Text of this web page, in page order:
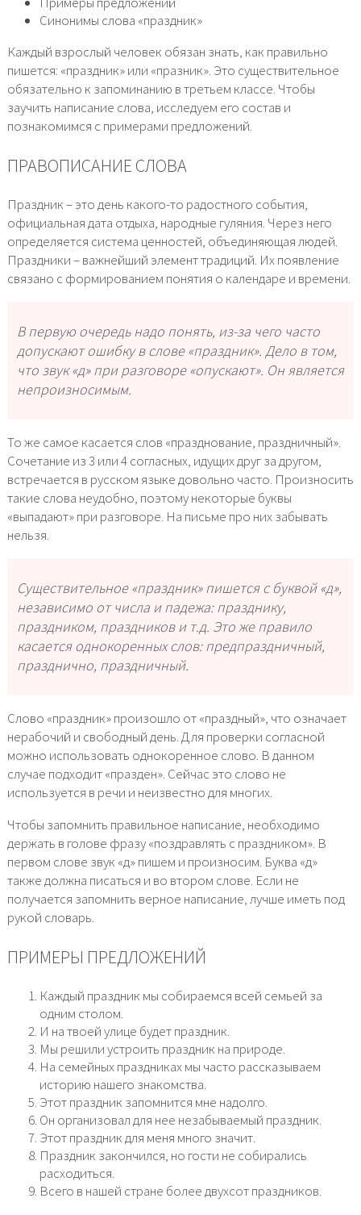
Синонимы слова «праздник»
Каждый взрослый человек обязан знать, как правильно
пишется: «праздник» или «празник». Это существительное
обязательно к запоминанию в третьем классе. Чтобы
заучить написание слова, исследуем его состав и
познакомимся с примерами предложений.
ПРАВОПИСАНИЕ СЛОВА
Праздник – это день какого-то радостного события,
официальная дата отдыха, народные гуляния. Через него
определяется система ценностей, объединяющая людей.
Праздники – важнейший элемент традиций. Их появление
связано с формированием понятия о календаре и времени.
В первую очередь надо понять, из-за чего часто
допускают ошибку в слове «праздник». Дело в том,
что звук «д» при разговоре «опускают». Он является
непроизносимым.
То же самое касается слов «празднование, праздничный».
Сочетание из 3 или 4 согласных, идущих друг за другом,
встречается в русском языке довольно часто. Произносить
такие слова неудобно, поэтому некоторые буквы
«выпадают» при разговоре. На письме про них забывать
нельзя.
Существительное «праздник» пишется с буквой «д»,
независимо от числа и падежа: празднику,
праздником, праздников и т.д. Это же правило
касается однокоренных слов: предпраздничный,
празднично, праздничный.
Слово «праздник» произошло от «праздный», что означает
нерабочий и свободный день. Для проверки согласной
можно использовать однокоренное слово. В данном
случае подходит «празден». Сейчас это слово не
используется в речи и неизвестно для многих.
Чтобы запомнить правильное написание, необходимо
держать в голове фразу «поздравлять с праздником». В
первом слове звук «д» пишем и произносим. Буква «д»
также должна писаться и во втором слове. Если не
получается запомнить верное написание, лучше иметь под
рукой словарь.
ПРИМЕРЫ ПРЕДЛОЖЕНИЙ
Каждый праздник мы собираемся всей семьей за
одним столом.
И на твоей улице будет праздник.
Мы решили устроить праздник на природе.
На семейных праздниках мы часто рассказываем
историю нашего знакомства.
Этот праздник запомнится мне надолго.
Он организовал для нее незабываемый праздник.
Этот праздник для меня много значит.
Праздник закончился, но гости не собирались
расходиться.
Всего в нашей стране более двухсот праздников.